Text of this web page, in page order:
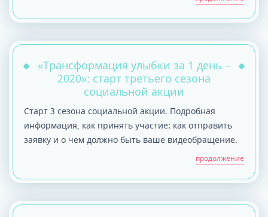
«Трансформация улыбки за 1 день –
2020»: старт третьего сезона
социальной акции
Старт 3 сезона социальной акции. Подробная
информация, как принять участие: как отправить
заявку и о чем должно быть ваше видеобращение.
продолжение